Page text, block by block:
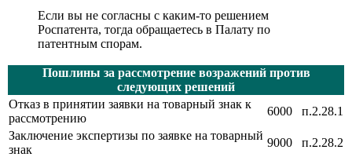
Если вы не согласны с каким-то решением
Роспатента, тогда обращаетесь в Палату по
патентным спорам.
Пошлины за рассмотрение возражений против
следующих решений
Отказ в принятии заявки на товарный знак к
рассмотрению
6000
п.2.28.1
Заключение экспертизы по заявке на товарный
знак
9000
п.2.28.2